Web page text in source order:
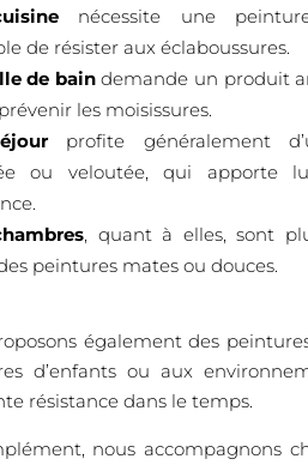
nécessite une
de résister aux éclaboussures.
de baindemande un produit
les moisissures.
profite généralement
ou veloutée, qui apporte
, quant à elles, sont
peintures mates ou douces.
également des
d’enfants ou aux
résistance dans le temps.
nous accompagnons